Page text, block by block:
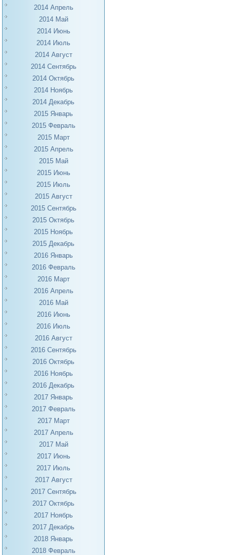
2014 Апрель
2014 Май
2014 Июнь
2014 Июль
2014 Август
2014 Сентябрь
2014 Октябрь
2014 Ноябрь
2014 Декабрь
2015 Январь
2015 Февраль
2015 Март
2015 Апрель
2015 Май
2015 Июнь
2015 Июль
2015 Август
2015 Сентябрь
2015 Октябрь
2015 Ноябрь
2015 Декабрь
2016 Январь
2016 Февраль
2016 Март
2016 Апрель
2016 Май
2016 Июнь
2016 Июль
2016 Август
2016 Сентябрь
2016 Октябрь
2016 Ноябрь
2016 Декабрь
2017 Январь
2017 Февраль
2017 Март
2017 Апрель
2017 Май
2017 Июнь
2017 Июль
2017 Август
2017 Сентябрь
2017 Октябрь
2017 Ноябрь
2017 Декабрь
2018 Январь
2018 Февраль